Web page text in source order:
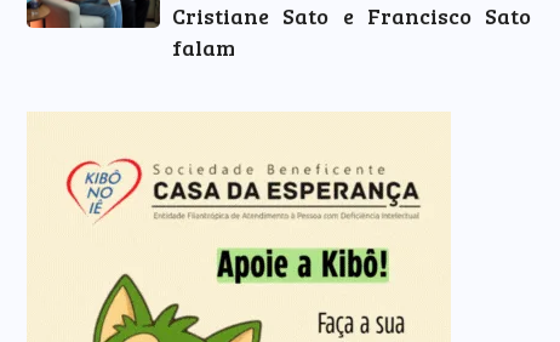
Cristiane Sato e Francisco Sato
falam